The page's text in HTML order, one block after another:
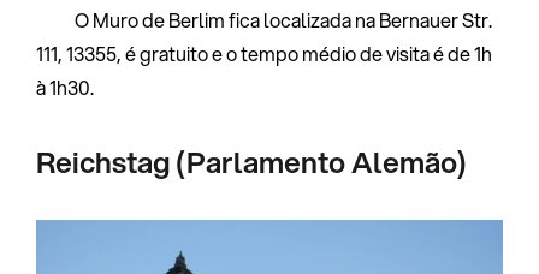
O Muro de Berlim fica localizada na Bernauer Str.
111, 13355, é gratuito e o tempo médio de visita é de 1h
à 1h30.
Reichstag (Parlamento Alemão)